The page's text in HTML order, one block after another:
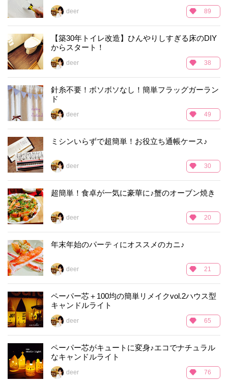
deer 89
【築30年トイレ改造】ひんやりしすぎる床のDIY
からスタート！
deer 38
針糸不要！ボソボソなし！簡単フラッグガーラン
ド
deer 49
ミシンいらずで超簡単！お役立ち通帳ケース♪
deer 30
超簡単！食卓が一気に豪華に♪蟹のオーブン焼き
deer 20
年末年始のパーティにオススメのカニ♪
deer 21
ペーパー芯＋100均の簡単リメイクvol.2ハウス型
キャンドルライト
deer 65
ペーパー芯がキュートに変身♪エコでナチュラル
なキャンドルライト
deer 76